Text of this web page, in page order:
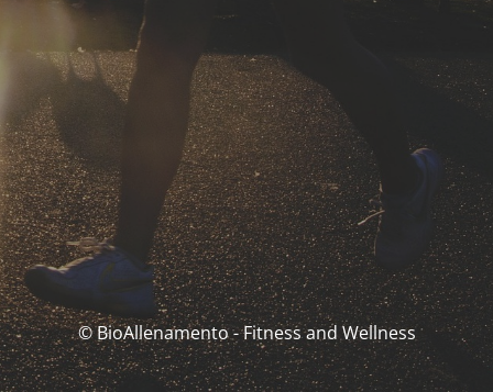
© BioAllenamento - Fitness and Wellness